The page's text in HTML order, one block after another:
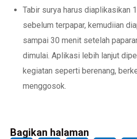
Tabir surya harus diaplikasikan
sebelum terpapar, kemudiian
sampai 30 menit setelah
dimulai. Aplikasi lebih lanjut
kegiatan seperti berenang,
menggosok.
Bagikan halaman